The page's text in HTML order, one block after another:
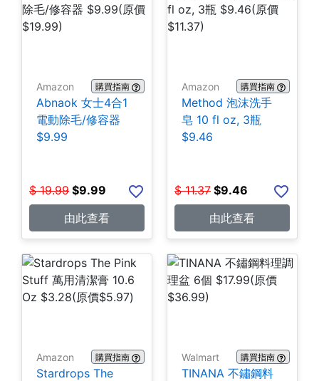
Amazon 購買指南
Abnaok 女士4合1
電動除毛/修容器
$9.99
$ 19.99 $9.99
由此查看
Amazon 購買指南
Method 泡沫洗手
皂 10 fl oz, 3瓶
$9.46
$ 11.37 $9.46
由此查看
Amazon 購買指南
Stardrops The
Walmart 購買指南
TINANA 不鏽鋼料